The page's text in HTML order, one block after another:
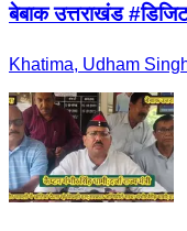
बेबाक उत्तराखंड
Khatima, Udham